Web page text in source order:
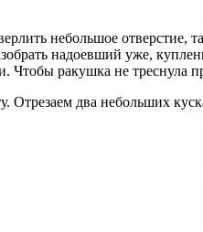
небольшое отверстие,
надоевший уже,
Чтобы ракушка не треснула
Отрезаем два небольших